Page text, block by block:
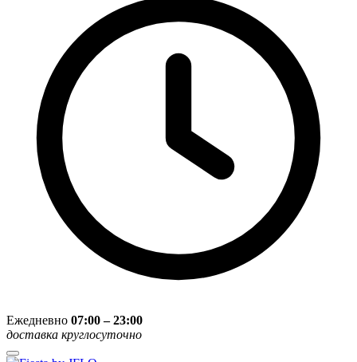
Ежедневно 07:00 – 23:00
доставка круглосуточно